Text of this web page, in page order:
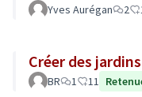
Yves Aurégan 2
Créer des
BR 1 11